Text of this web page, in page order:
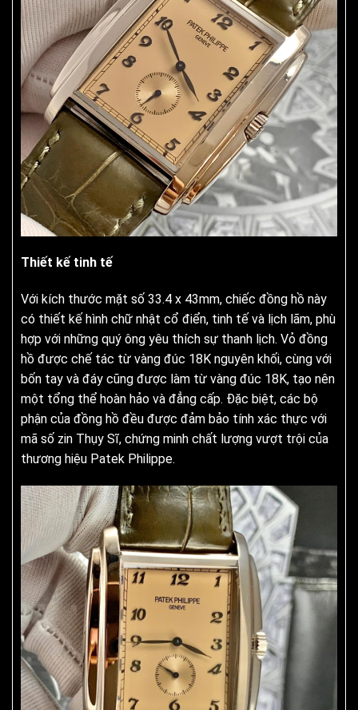
Thiết kế tinh tế
Với kích thước mặt số 33.4 x 43mm, chiếc đồng hồ này
có thiết kế hình chữ nhật cổ điển, tinh tế và lịch lãm, phù
hợp với những quý ông yêu thích sự thanh lịch. Vỏ đồng
hồ được chế tác từ vàng đúc 18K nguyên khối, cùng với
bốn tay và đáy cũng được làm từ vàng đúc 18K, tạo nên
một tổng thể hoàn hảo và đẳng cấp. Đặc biệt, các bộ
phận của đồng hồ đều được đảm bảo tính xác thực với
mã số zin Thụy Sĩ, chứng minh chất lượng vượt trội của
thương hiệu Patek Philippe.